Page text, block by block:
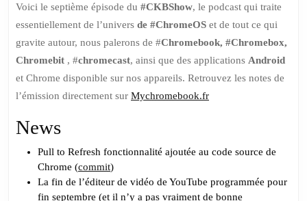
différents
usages
d’un
Chromebook
Voici le septième épisode du #CKBShow, le podcast qui traite
essentiellement de l’univers de #ChromeOS et de tout ce qui
gravite autour, nous palerons de #Chromebook, #Chromebox,
Chromebit , #chromecast, ainsi que des applications Android
et Chrome disponible sur nos appareils. Retrouvez les notes de
l’émission directement sur Mychromebook.fr
News
Pull to Refresh fonctionnalité ajoutée au code source de
Chrome (commit)
La fin de l’éditeur de vidéo de YouTube programmée pour
fin septembre (et il n’y a pas vraiment de bonne